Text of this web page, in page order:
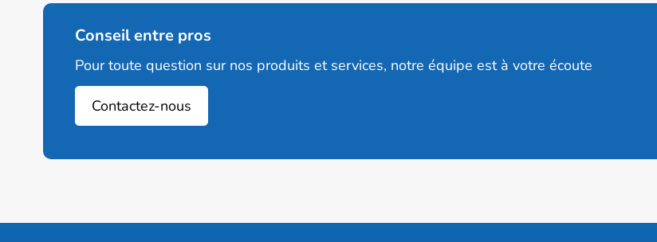
Conseil entre pros
Pour toute question sur nos produits et services, notre équipe est à votre écoute
Contactez-nous